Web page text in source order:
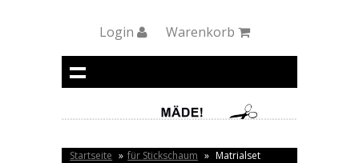
Login Warenkorb
Startseite » für Stickschaum » Matrialset